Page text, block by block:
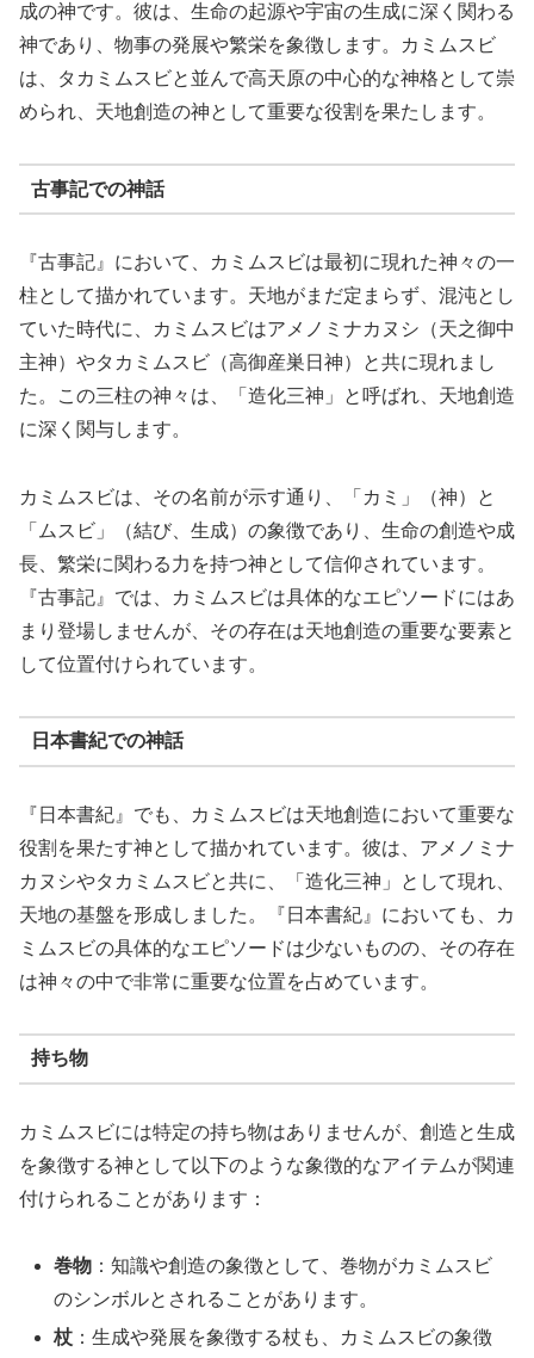
成の神です。彼は、生命の起源や宇宙の生成に深く関わる
神であり、物事の発展や繁栄を象徴します。カミムスビ
は、タカミムスビと並んで高天原の中心的な神格として崇
められ、天地創造の神として重要な役割を果たします。
古事記での神話
『古事記』において、カミムスビは最初に現れた神々の一
柱として描かれています。天地がまだ定まらず、混沌とし
ていた時代に、カミムスビはアメノミナカヌシ（天之御中
主神）やタカミムスビ（高御産巣日神）と共に現れまし
た。この三柱の神々は、「造化三神」と呼ばれ、天地創造
に深く関与します。
カミムスビは、その名前が示す通り、「カミ」（神）と
「ムスビ」（結び、生成）の象徴であり、生命の創造や成
長、繁栄に関わる力を持つ神として信仰されています。
『古事記』では、カミムスビは具体的なエピソードにはあ
まり登場しませんが、その存在は天地創造の重要な要素と
して位置付けられています。
日本書紀での神話
『日本書紀』でも、カミムスビは天地創造において重要な
役割を果たす神として描かれています。彼は、アメノミナ
カヌシやタカミムスビと共に、「造化三神」として現れ、
天地の基盤を形成しました。『日本書紀』においても、カ
ミムスビの具体的なエピソードは少ないものの、その存在
は神々の中で非常に重要な位置を占めています。
持ち物
カミムスビには特定の持ち物はありませんが、創造と生成
を象徴する神として以下のような象徴的なアイテムが関連
付けられることがあります：
巻物 ：知識や創造の象徴として、巻物がカミムスビ
のシンボルとされることがあります。
杖 ：生成や発展を象徴する杖も、カミムスビの象徴